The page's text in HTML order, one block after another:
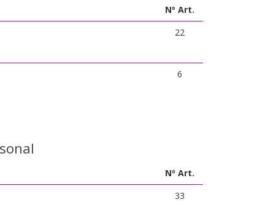
Nº Art.
22
6
Nº Art.
33